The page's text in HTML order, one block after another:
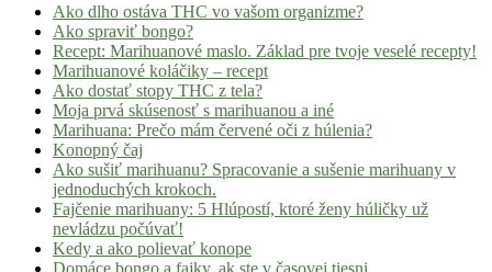
Ako dlho ostáva THC vo vašom organizme?
Ako spraviť bongo?
Recept: Marihuanové maslo. Základ pre tvoje veselé recepty!
Marihuanové koláčiky – recept
Ako dostať stopy THC z tela?
Moja prvá skúsenosť s marihuanou a iné
Marihuana: Prečo mám červené oči z húlenia?
Konopný čaj
Ako sušiť marihuanu? Spracovanie a sušenie marihuany v
jednoduchých krokoch.
Fajčenie marihuany: 5 Hlúpostí, ktoré ženy húličky už
nevládzu počúvať!
Kedy a ako polievať konope
Domáce bongo a fajky, ak ste v časovej tiesni